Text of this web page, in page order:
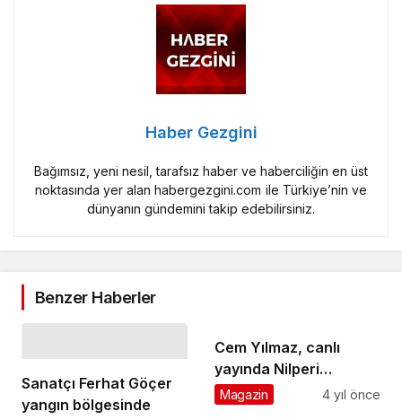
Haber Gezgini
Bağımsız, yeni nesil, tarafsız haber ve haberciliğin en üst
noktasında yer alan habergezgini.com ile Türkiye’nin ve
dünyanın gündemini takip edebilirsiniz.
Benzer Haberler
Sanatçı Ferhat Göçer
yangın bölgesinde
Cem Yılmaz, canlı
yayında Nilperi
Şahinkaya ve Uraz
Magazin 4 yıl önce